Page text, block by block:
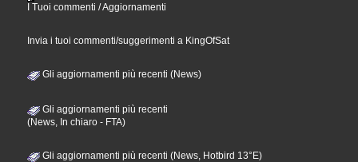
I Tuoi commenti / Aggiornamenti
Invia i tuoi commenti/suggerimenti a KingOfSat
Gli aggiornamenti più recenti (News)
Gli aggiornamenti più recenti
(News, In chiaro - FTA)
Gli aggiornamenti più recenti (News, Hotbird 13°E)